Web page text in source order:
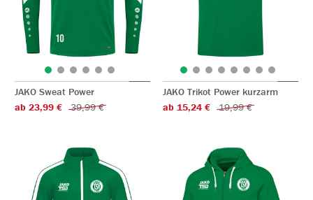
JAKO Sweat Power
ab 23,99 €
39,99 €
JAKO Trikot Power kurzarm
ab 15,24 €
19,99 €